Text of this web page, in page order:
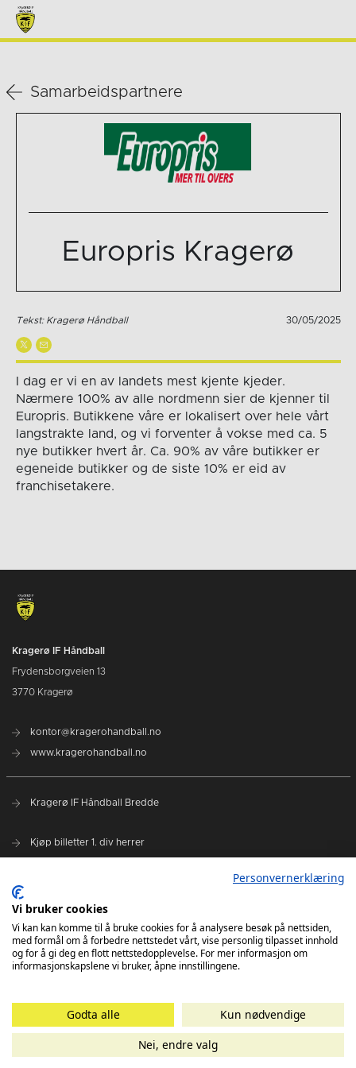
Samarbeidspartnere
Europris Kragerø
Tekst: Kragerø Håndball 30/05/2025
I dag er vi en av landets mest kjente kjeder.
Nærmere 100% av alle nordmenn sier de kjenner til
Europris. Butikkene våre er lokalisert over hele vårt
langstrakte land, og vi forventer å vokse med ca. 5
nye butikker hvert år. Ca. 90% av våre butikker er
egeneide butikker og de siste 10% er eid av
franchisetakere.
Kragerø IF Håndball
Frydensborgveien 13
3770 Kragerø
kontor@kragerohandball.no
www.kragerohandball.no
Kragerø IF Håndball Bredde
Kjøp billetter 1. div herrer
Hovedsponsorer:
Sparebanken Norge
Select Sport
Personvernerklæring
Vi bruker cookies
Vi kan kan komme til å bruke cookies for å analysere besøk på nettsiden,
med formål om å forbedre nettstedet vårt, vise personlig tilpasset innhold
og for å gi deg en flott nettstedopplevelse. For mer informasjon om
informasjonskapslene vi bruker, åpne innstillingene.
Godta alle
Kun nødvendige
Nei, endre valg